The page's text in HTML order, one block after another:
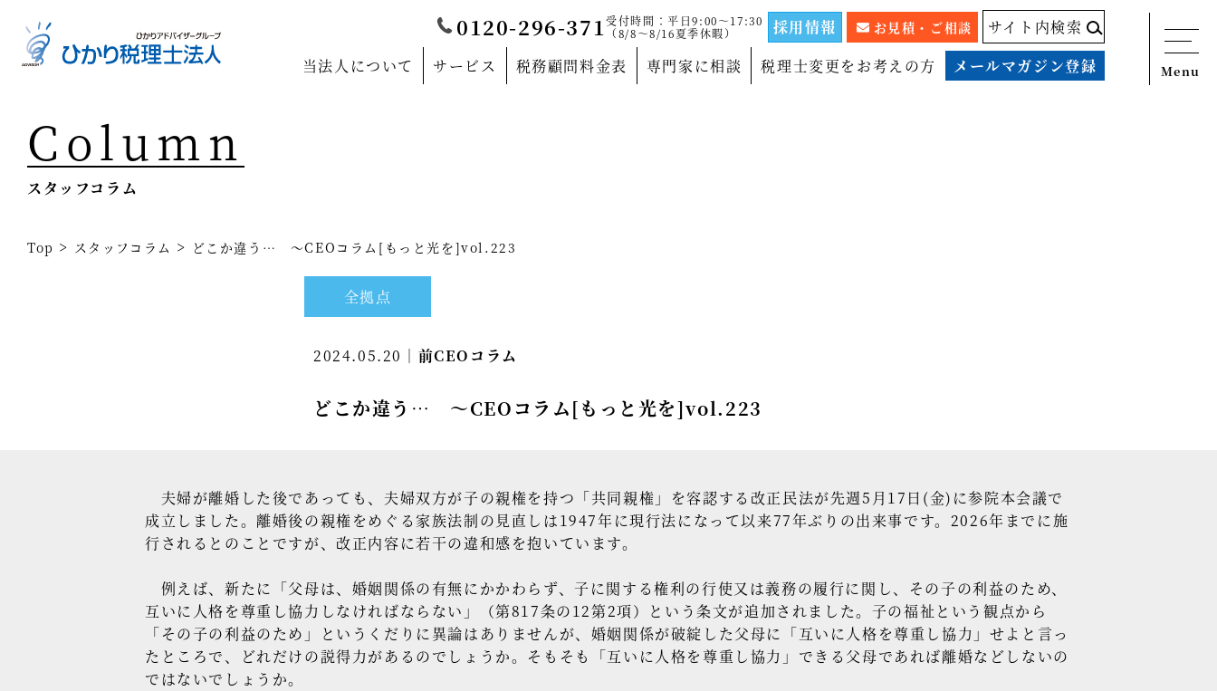
0120-296-371受付時間：平日9:00～17:30
（8/8～8/16夏季休暇）
採用情報 お見積・ご相談
サイト内検索
当法人について
サービス 税務顧問料金表 専門家に相談 税理士変更をお考えの方 メールマガジン登録 Menu
Top
経営コンサルティングの専門家
事業承継の専門家
税務調査の専門家
医療業界の専門家
採用情報
メールマガジン登録
お問合せ
Twitter
Column
スタッフコラム
Top > スタッフコラム > どこか違う… ～CEOコラム[もっと光を]vol.223
全拠点
2024.05.20｜ 前CEOコラム
どこか違う… ～CEOコラム[もっと光を]vol.223
夫婦が離婚した後であっても、夫婦双方が子の親権を持つ「共同親権」を容認する改正民法が先週5月17日(金)に参院本会議で
成立しました。離婚後の親権をめぐる家族法制の見直しは1947年に現行法になって以来77年ぶりの出来事です。2026年までに施
行されるとのことですが、改正内容に若干の違和感を抱いています。
例えば、新たに「父母は、婚姻関係の有無にかかわらず、子に関する権利の行使又は義務の履行に関し、その子の利益のため、
互いに人格を尊重し協力しなければならない」（第817条の12第2項）という条文が追加されました。子の福祉という観点から
「その子の利益のため」というくだりに異論はありませんが、婚姻関係が破綻した父母に「互いに人格を尊重し協力」せよと言っ
たところで、どれだけの説得力があるのでしょうか。そもそも「互いに人格を尊重し協力」できる父母であれば離婚などしないの
ではないでしょうか。